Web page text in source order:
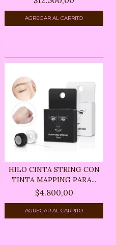
HILO CINTA STRING CON
TINTA MAPPING PARA...
$4.800,00